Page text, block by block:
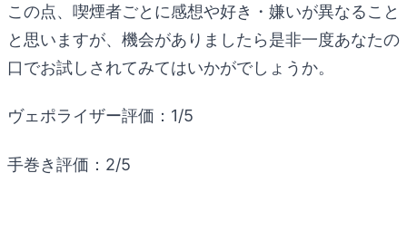
この点、喫煙者ごとに感想や好き・嫌いが異なること
と思いますが、機会がありましたら是非一度あなたの
口でお試しされてみてはいかがでしょうか。
ヴェポライザー評価：1/5
手巻き評価：2/5